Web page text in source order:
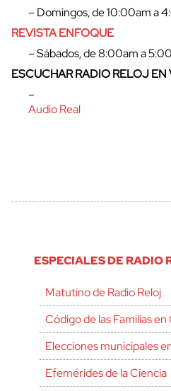
– Domingos, de 10:00am a
REVISTA ENFOQUE
– Sábados, de 8:00am a
ESCUCHAR RADIO RELOJ
–
Audio Real
ESPECIALES DE RADIO
Matutino de Radio Reloj
Código de las Familias en
Elecciones municipales
Efemérides de la Ciencia